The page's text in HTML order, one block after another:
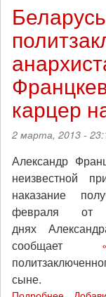
с
в
карцер
2 марта, 2013 -
Александр
неизвестной
наказание
февраля от
днях
сообщает
сыне.